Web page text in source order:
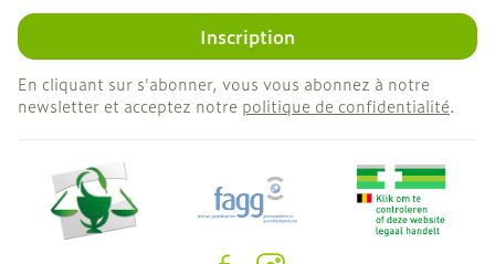
Inscription
En cliquant sur s'abonner, vous vous abonnez à notre
newsletter et acceptez notre politique de confidentialité.